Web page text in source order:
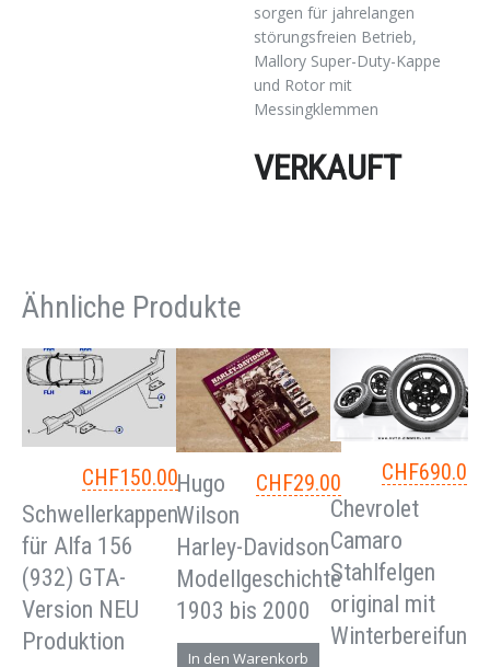
sorgen für jahrelangen
störungsfreien Betrieb,
Mallory Super-Duty-Kappe
und Rotor mit
Messingklemmen
VERKAUFT
Ähnliche Produkte
CHF150.00
Schwellerkappen
für Alfa 156
(932) GTA-
Version NEU
Produktion
CHF29.00
Hugo
Wilson
Harley-Davidson
Modellgeschichte
1903 bis 2000
In den Warenkorb
CHF690.00
Chevrolet
Camaro
Stahlfelgen
original mit
Winterbereifung